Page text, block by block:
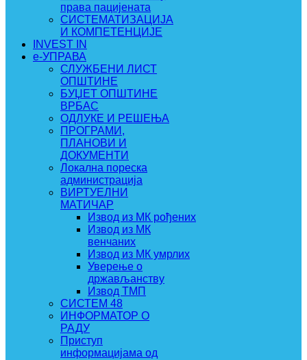
права пацијената
СИСТЕМАТИЗАЦИЈА
И КОМПЕТЕНЦИЈЕ
INVEST IN
e-УПРАВА
СЛУЖБЕНИ ЛИСТ
ОПШТИНЕ
БУЏЕТ ОПШТИНЕ
ВРБАС
ОДЛУКЕ И РЕШЕЊА
ПРОГРАМИ,
ПЛАНОВИ И
ДОКУМЕНТИ
Локална пореска
администрација
ВИРТУЕЛНИ
МАТИЧАР
Извод из МК рођених
Извод из МК
венчаних
Извод из МК умрлих
Уверење о
држављанству
Извод ТМП
СИСТЕМ 48
ИНФОРМАТОР О
РАДУ
Приступ
информацијама од